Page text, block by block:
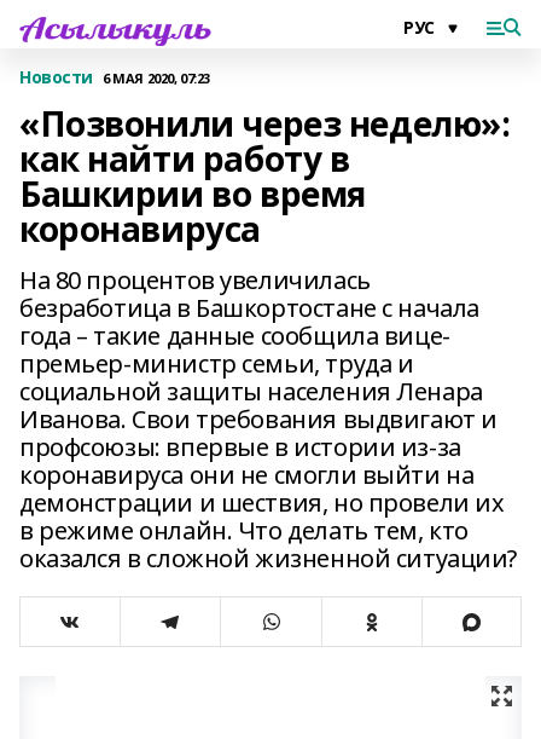
Новости 6 МАЯ 2020, 07:23
«Позвонили через неделю»:
как найти работу в
Башкирии во время
коронавируса
На 80 процентов увеличилась
безработица в Башкортостане с начала
года – такие данные сообщила вице-
премьер-министр семьи, труда и
социальной защиты населения Ленара
Иванова. Свои требования выдвигают и
профсоюзы: впервые в истории из-за
коронавируса они не смогли выйти на
демонстрации и шествия, но провели их
в режиме онлайн. Что делать тем, кто
оказался в сложной жизненной ситуации?